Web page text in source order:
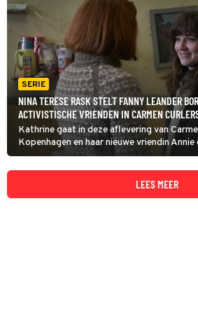
SERIE
NINA TERESE RASK STELT FANNY LEANDER
ACTIVISTISCHE VRIENDEN IN CARMEN
Kathrine gaat in deze aflevering van
Kopenhagen en haar nieuwe vriendin
Deze jonge folkzanger stelt haar voor
vrienden. Zij blijken grote plannen te
LEES MEER